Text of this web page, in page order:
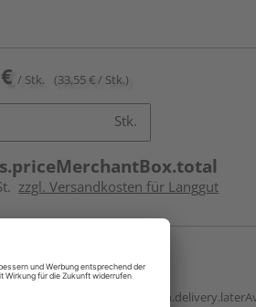
/ Stk. (33,55 € / Stk.)
Stk.
zzgl. Versandkosten für Langgut
Vorbestellung: